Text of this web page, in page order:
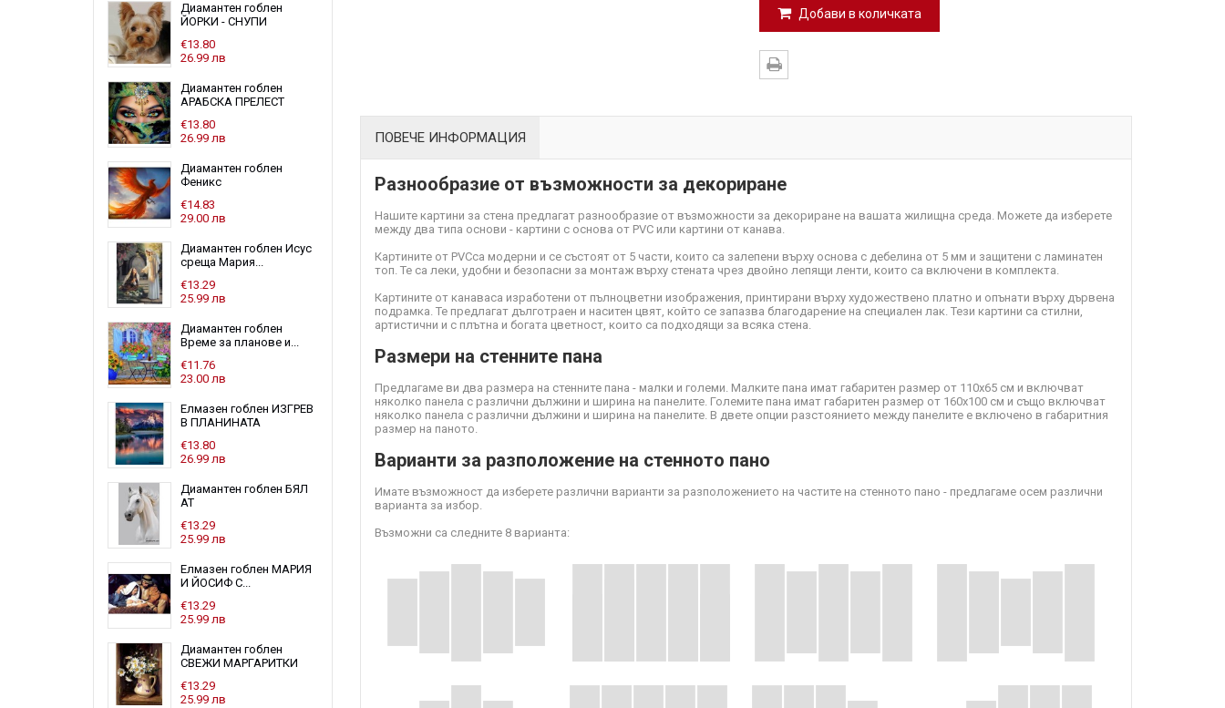
Диамантен гоблен
ЙОРКИ - СНУПИ
€13.80
26.99 лв
Диамантен гоблен
АРАБСКА ПРЕЛЕСТ
€13.80
26.99 лв
Диамантен гоблен
Феникс
€14.83
29.00 лв
Диамантен гоблен Исус
среща Мария...
€13.29
25.99 лв
Диамантен гоблен
Време за планове и...
€11.76
23.00 лв
Елмазен гоблен ИЗГРЕВ
В ПЛАНИНАТА
€13.80
26.99 лв
Диамантен гоблен БЯЛ
АТ
€13.29
25.99 лв
Елмазен гоблен МАРИЯ
И ЙОСИФ С...
€13.29
25.99 лв
Диамантен гоблен
СВЕЖИ МАРГАРИТКИ
€13.29
25.99 лв
Добави в количката
ПОВЕЧЕ ИНФОРМАЦИЯ
Разнообразие от възможности за декориране
Нашите картини за стена предлагат разнообразие от възможности за декориране на вашата жилищна среда. Можете да изберете
между два типа основи - картини с основа от PVC или картини от канава.
Картините от PVCса модерни и се състоят от 5 части, които са залепени върху основа с дебелина от 5 мм и защитени с ламинатен
топ. Те са леки, удобни и безопасни за монтаж върху стената чрез двойно лепящи ленти, които са включени в комплекта.
Картините от канаваса изработени от пълноцветни изображения, принтирани върху художествено платно и опънати върху дървена
подрамка. Те предлагат дълготраен и наситен цвят, който се запазва благодарение на специален лак. Тези картини са стилни,
артистични и с плътна и богата цветност, които са подходящи за всяка стена.
Размери на стенните пана
Предлагаме ви два размера на стенните пана - малки и големи. Малките пана имат габаритен размер от 110х65 см и включват
няколко панела с различни дължини и ширина на панелите. Големите пана имат габаритен размер от 160х100 см и също включват
няколко панела с различни дължини и ширина на панелите. В двете опции разстоянието между панелите е включено в габаритния
размер на паното.
Варианти за разположение на стенното пано
Имате възможност да изберете различни варианти за разположението на частите на стенното пано - предлагаме осем различни
варианта за избор.
Възможни са следните 8 варианта: